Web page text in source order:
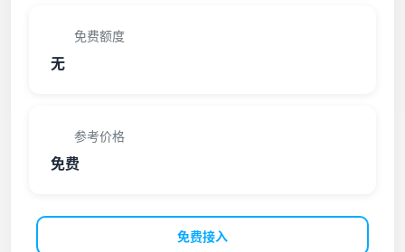
免费额度
无
参考价格
免费
免费接入